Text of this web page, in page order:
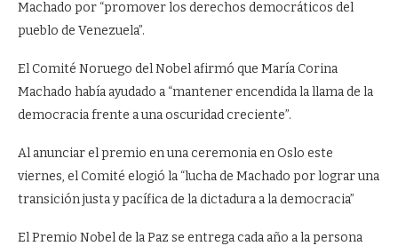
Machado por “promover los derechos democráticos del
pueblo de Venezuela”.
El Comité Noruego del Nobel afirmó que María Corina
Machado había ayudado a “mantener encendida la llama de la
democracia frente a una oscuridad creciente”.
Al anunciar el premio en una ceremonia en Oslo este
viernes, el Comité elogió la “lucha de Machado por lograr una
transición justa y pacífica de la dictadura a la democracia”
El Premio Nobel de la Paz se entrega cada año a la persona